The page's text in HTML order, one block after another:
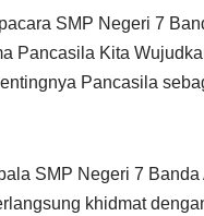
SMP Negeri 7
Pancasila Kita
Pancasila
SMP Negeri 7
khidmat